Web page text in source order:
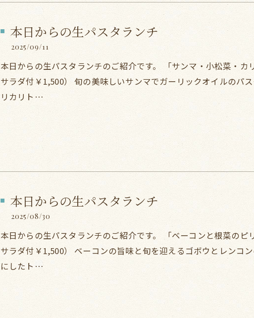
本日からの生パスタランチ
2025/09/11
本日からの生パスタランチのご紹介です。 「サンマ・小松菜・カ
サラダ付￥1,500） 旬の美味しいサンマでガーリックオイルのパ
リカリト…
本日からの生パスタランチ
2025/08/30
本日からの生パスタランチのご紹介です。 「ベーコンと根菜のピ
サラダ付￥1,500） ベーコンの旨味と旬を迎えるゴボウとレンコ
にしたト…